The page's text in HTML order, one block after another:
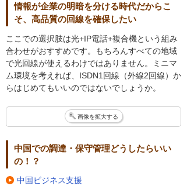
情報が企業の明暗を分ける時代だからこ
そ、高品質の回線を確保したい
ここでの選択肢は光+IP電話+複合機という組み
合わせがおすすめです。もちろんすべての地域
で光回線が使えるわけではありません。ミニマ
ム環境を考えれば、ISDN1回線（外線2回線）か
らはじめてもいいのではないでしょうか。
画像を拡大する
中国での調達・保守管理どうしたらいい
の！？
中国ビジネス支援